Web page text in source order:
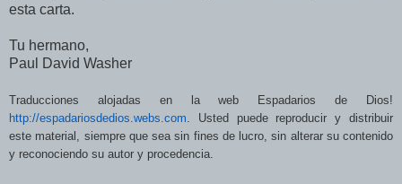
esta carta.
Tu hermano,
Paul David Washer
Traducciones alojadas en la web Espadarios de Dios!
http://espadariosdedios.webs. com
Usted puede reproducir y distribuir
este material, siempre que sea sin fines de lucro, sin alterar su contenido
y reconociendo su autor y procedencia.